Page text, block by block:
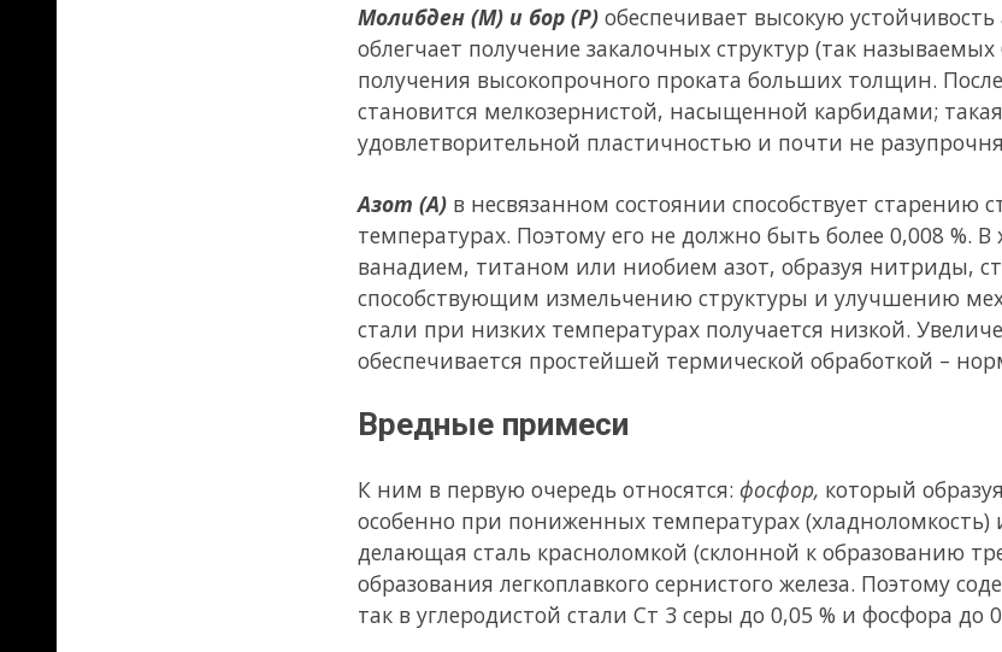
из атмосферы в металл, находящийся в расплавленном состоянии. Кислород
более сильной степени и повышает хрупкость стали. Несвязанный азот также
Водород хотя и удерживается в незначительном количестве (0,0007 %), но
в межкристаллических областях и располагаясь преимущественно по границам
микрообъемах высокие напряжения, что приводит к снижению сопротивления
разрушению, снижению временного сопротивления и пластических свойств стали.
Термическая обработка
Значительного повышения прочности, деформационных и других свойств стали
достигают термической обработкой благодаря тому, что под влиянием
нагрева и охлаждения изменяются структура, величина зерна и растворимость
проката до температуры образования аустенита и последующего охлаждения на
нормализации структура стали получается более упорядоченной, снимаются
Поэтому нормализация, являясь простейшим видом термического улучшения
При быстром остывании стали, нагретой до температуры, превосходящей
превращения, получается закалка. Для закалки необходимо, чтобы скорость
превращения фаз.